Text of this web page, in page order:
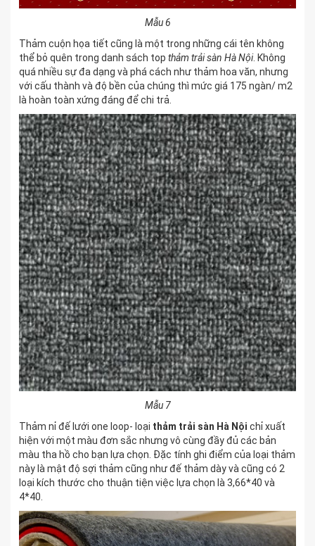
Mẫu 6
Thảm cuộn họa tiết cũng là một trong những cái tên không
thể bỏ quên trong danh sách top thảm trải sàn Hà Nội. Không
quá nhiều sự đa dạng và phá cách như thảm hoa văn, nhưng
với cấu thành và độ bền của chúng thì mức giá 175 ngàn/ m2
là hoàn toàn xứng đáng để chi trả.
Mẫu 7
Thảm nỉ đế lưới one loop- loại thảm trải sàn Hà Nội chỉ xuất
hiện với một màu đơn sắc nhưng vô cùng đầy đủ các bản
màu tha hồ cho bạn lựa chọn. Đặc tính ghi điểm của loại thảm
này là mật độ sợi thảm cũng như đế thảm dày và cũng có 2
loại kích thước cho thuận tiện việc lựa chọn là 3,66*40 và
4*40.